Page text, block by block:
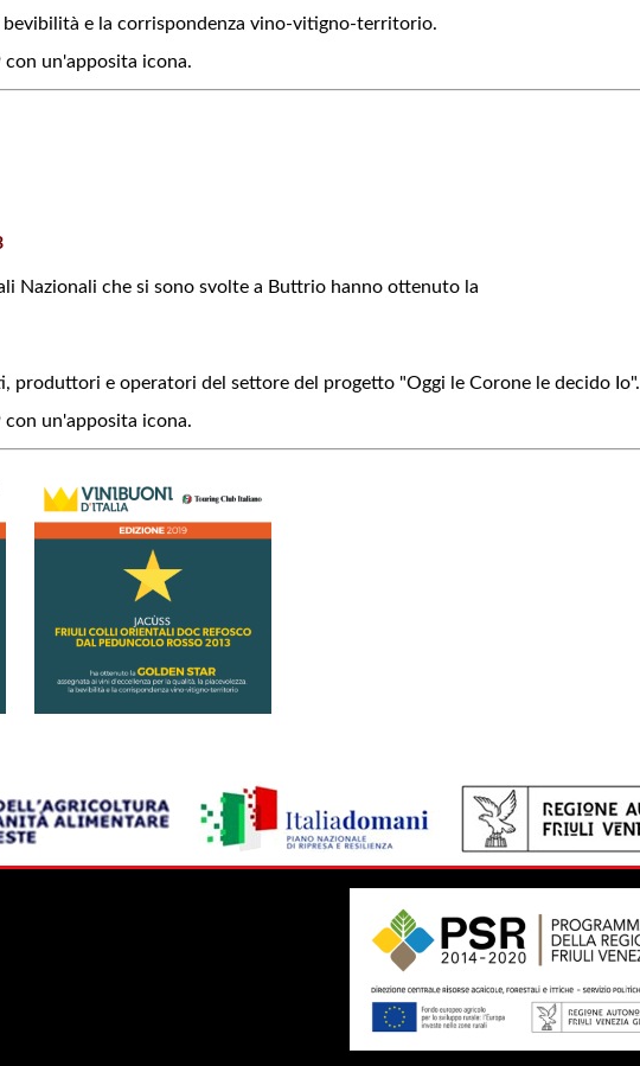
bevibilità e la corrispondenza vino-vitigno-territorio.
un'apposita icona.
Nazionali che si sono svolte a Buttrio hanno ottenuto la
produttori e operatori del settore del progetto "Oggi le Corone le decido Io".
un'apposita icona.